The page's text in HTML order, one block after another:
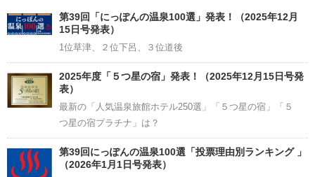
Channel
第39回「にっぽんの温泉100選」発表！（2025年12月
15日号発表）
1位草津、２位下呂、３位道後
2025年度「５つ星の宿」発表！（2025年12月15日号発
表）
最新の「人気温泉旅館ホテル250選」「５つ星の宿」「５
つ星の宿プラチナ」は？
第39回にっぽんの温泉100選「投票理由別ランキング 」
（2026年1月1日号発表）